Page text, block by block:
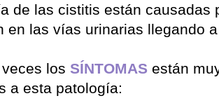
de las cistitis están causadas
en las vías urinarias llegando
los SÍNTOMAS están
a esta patología: